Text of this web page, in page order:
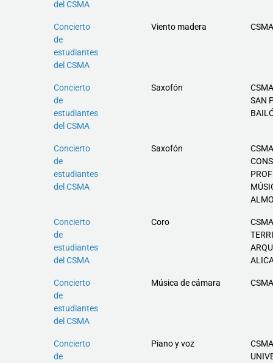
del CSMA
Concierto
de
estudiantes
del CSMA
Viento madera
Concierto
de
estudiantes
del CSMA
Saxofón
SAN
Concierto
de
estudiantes
del CSMA
Saxofón
Concierto
de
estudiantes
del CSMA
Coro
Concierto
de
estudiantes
del CSMA
Música de cámara
Concierto
de
Piano y voz